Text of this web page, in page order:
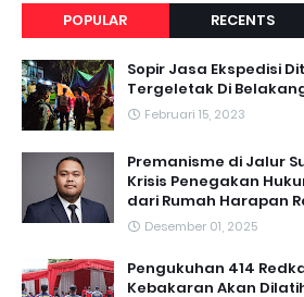
POPULAR RECENTS
Sopir Jasa Ekspedisi
Tergeletak Di
Februari 15, 2023
Premanisme di Jalur
Krisis Penegakan
dari Rumah Harapan
Desember 01, 2025
Pengukuhan 414
Kebakaran Akan